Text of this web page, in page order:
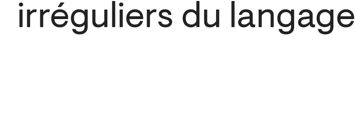
irréguliers du langage